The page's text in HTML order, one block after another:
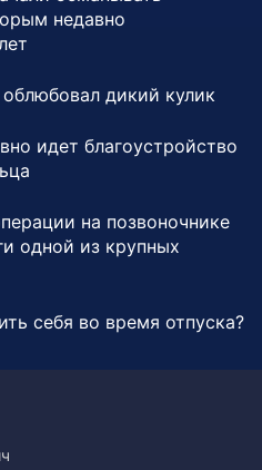
недавно
дикий кулик
идет благоустройство
на позвоночнике
одной из крупных
себя во время отпуска?